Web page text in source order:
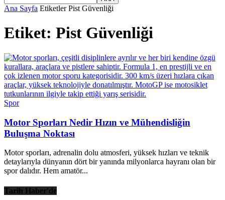
Ana Sayfa Etiketler Pist Güvenliği
Etiket: Pist Güvenliği
Spor
Motor Sporları Nedir Hızın ve Mühendisliğin
Buluşma Noktası
Motor sporları, adrenalin dolu atmosferi, yüksek hızları ve teknik
detaylarıyla dünyanın dört bir yanında milyonlarca hayranı olan bir
spor dalıdır. Hem amatör...
Tarih Haber'de